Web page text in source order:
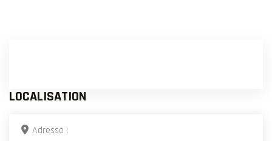
LOCALISATION
Adresse :